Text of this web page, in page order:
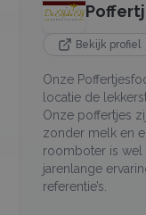
Bekijk profiel
Onze
locatie de
Onze poffertjes
zonder melk en
roomboter is wel
jarenlange
referentie’s.